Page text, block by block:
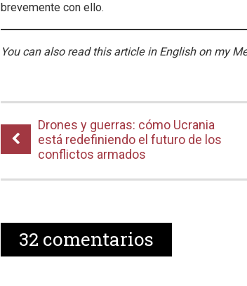
brevemente con ello.
You can also read this article in English on my
Drones y guerras: cómo Ucrania
está redefiniendo el futuro de los
conflictos armados
32 comentarios